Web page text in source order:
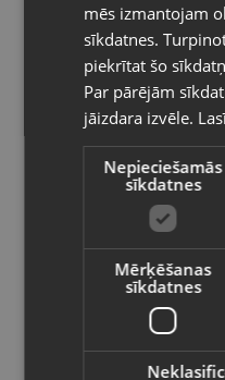
Stāvoklis Lietots
5.00€
Microsoft Xbox
Pasūtījumi
izvēlēto
Vietnes saturs
valodā
Valsts
Latviešu /
mēs izmantojam
sīkdatnes.
piekrītat šo
Par pārējām
jāizdara izvēle.
Nepieciešamās
sīkdatnes
Mērķēšanas
sīkdatnes